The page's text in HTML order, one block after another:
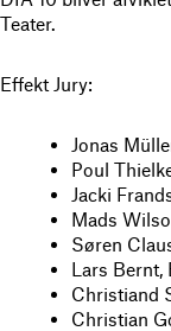
Teater.
Effekt Jury:
Jonas
Poul
Jacki
Mads
Søren
Lars Bernt,
Christiand
Christian